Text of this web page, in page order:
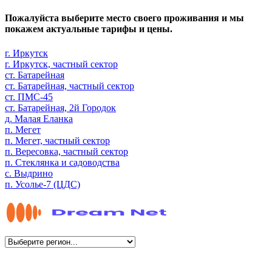
Пожалуйста выберите место своего проживания и мы
покажем актуальные тарифы и цены.
г. Иркутск
г. Иркутск, частный сектор
ст. Батарейная
ст. Батарейная, частный сектор
ст. ПМС-45
ст. Батарейная, 2й Городок
д. Малая Еланка
п. Мегет
п. Мегет, частный сектор
п. Вересовка, частный сектор
п. Стеклянка и садоводства
с. Выдрино
п. Усолье-7 (ЦДС)